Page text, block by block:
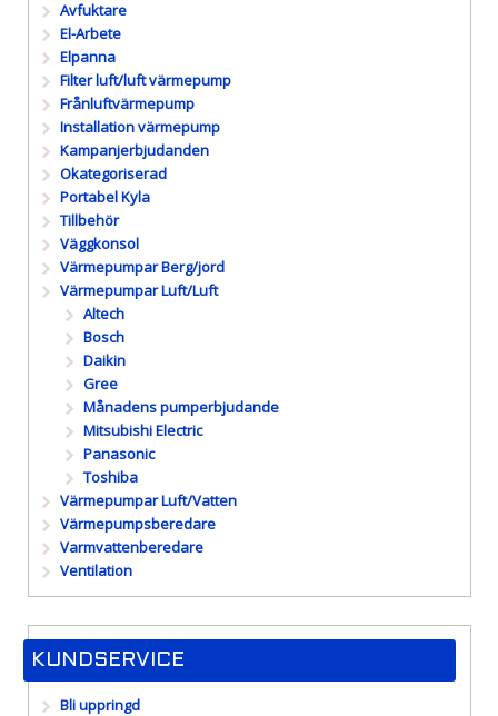
Avfuktare
El-Arbete
Elpanna
Filter luft/luft värmepump
Frånluftvärmepump
Installation värmepump
Kampanjerbjudanden
Okategoriserad
Portabel Kyla
Tillbehör
Väggkonsol
Värmepumpar Berg/jord
Värmepumpar Luft/Luft
Altech
Bosch
Daikin
Gree
Månadens pumperbjudande
Mitsubishi Electric
Panasonic
Toshiba
Värmepumpar Luft/Vatten
Värmepumpsberedare
Varmvattenberedare
Ventilation
KUNDSERVICE
Bli uppringd